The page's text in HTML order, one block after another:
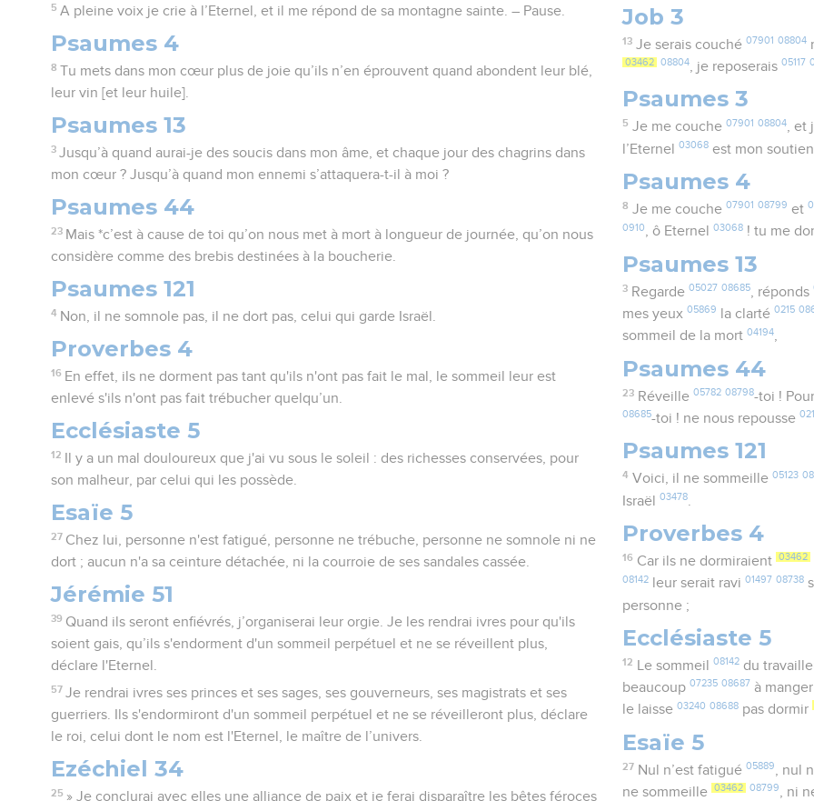
5 A pleine voix je crie à l’Eternel, et il me répond de sa montagne sainte. – Pause.
Psaumes 4
8 Tu mets dans mon cœur plus de joie qu’ils n’en éprouvent quand abondent leur blé,
leur vin [et leur huile].
Psaumes 13
3 Jusqu’à quand aurai-je des soucis dans mon âme, et chaque jour des chagrins dans
mon cœur ? Jusqu’à quand mon ennemi s’attaquera-t-il à moi ?
Psaumes 44
23 Mais *c’est à cause de toi qu’on nous met à mort à longueur de journée, qu’on nous
considère comme des brebis destinées à la boucherie.
Psaumes 121
4 Non, il ne somnole pas, il ne dort pas, celui qui garde Israël.
Proverbes 4
16 En effet, ils ne dorment pas tant qu'ils n'ont pas fait le mal, le sommeil leur est
enlevé s'ils n'ont pas fait trébucher quelqu’un.
Ecclésiaste 5
12
Il y a un mal douloureux que j'ai vu sous le soleil : des richesses conservées, pour
son malheur, par celui qui les possède.
Esaïe 5
27 Chez lui, personne n'est fatigué, personne ne trébuche, personne ne somnole ni ne
dort ; aucun n'a sa ceinture détachée, ni la courroie de ses sandales cassée.
Jérémie 51
39 Quand ils seront enfiévrés, j’organiserai leur orgie. Je les rendrai ivres pour qu'ils
soient gais, qu’ils s'endorment d'un sommeil perpétuel et ne se réveillent plus,
déclare l'Eternel.
57 Je rendrai ivres ses princes et ses sages, ses gouverneurs, ses magistrats et ses
guerriers. Ils s'endormiront d'un sommeil perpétuel et ne se réveilleront plus, déclare
le roi, celui dont le nom est l'Eternel, le maître de l’univers.
Ezéchiel 34
25 » Je conclurai avec elles une alliance de paix et je ferai disparaître les bêtes féroces
Job 3
13 Je serais couché 07901 08804
03462 08804, je reposerais05117
Psaumes 3
5 Je me couche 07901 08804, et
l’Eternel03068 est mon
Psaumes 4
8 Je me couche 07901 08799 et
0910, ô Eternel03068 ! tu me
Psaumes 13
3 Regarde 05027 08685, réponds
mes yeux05869 la clarté0215
sommeil de la mort04194,
Psaumes 44
23 Réveille 05782 08798-toi !
08685-toi ! ne nous repousse
Psaumes 121
4 Voici, il ne sommeille 05123
Israël03478
Proverbes 4
16 Car ils ne dormiraient 03462
08142 leur serait ravi01497 08738
personne ;
Ecclésiaste 5
12 Le sommeil 08142du
beaucoup07235 08687 à
le laisse03240 08688 pas dormir
Esaïe 5
27 Nul n’est fatigué 05889 , nul
ne sommeille 03462 08799 , ni